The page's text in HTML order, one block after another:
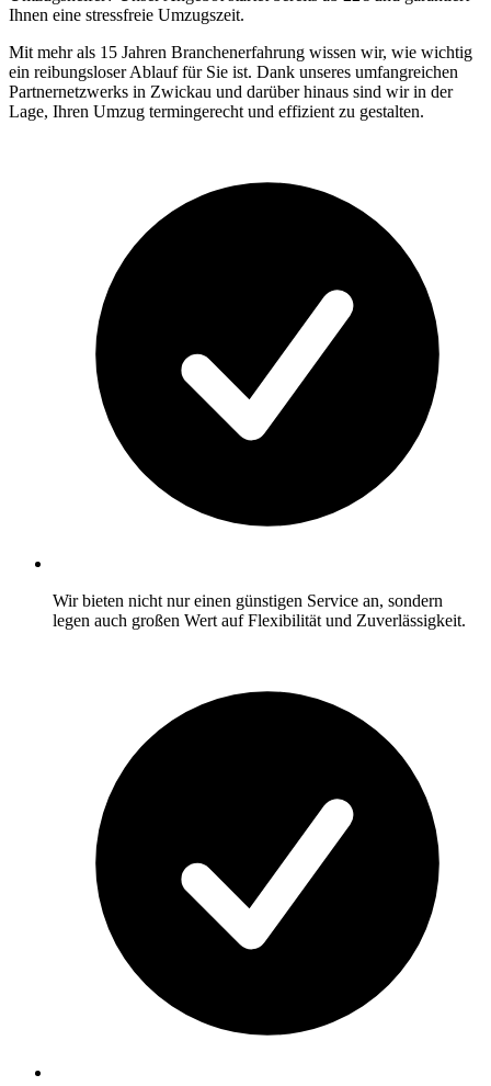
Ihnen eine stressfreie Umzugszeit.
Mit mehr als 15 Jahren Branchenerfahrung wissen wir, wie wichtig
ein reibungsloser Ablauf für Sie ist. Dank unseres umfangreichen
Partnernetzwerks in Zwickau und darüber hinaus sind wir in der
Lage, Ihren Umzug termingerecht und effizient zu gestalten.
Wir bieten nicht nur einen günstigen Service an, sondern
legen auch großen Wert auf Flexibilität und Zuverlässigkeit.